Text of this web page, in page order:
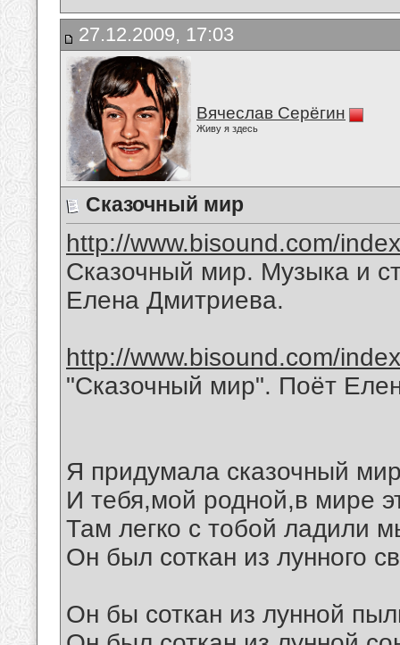
27.12.2009, 17:03
Вячеслав Серёгин
Живу я здесь
Сказочный мир
http://www.bisound.com/
Сказочный мир. Музыка и
Елена Дмитриева.
http://www.bisound.com/
"Сказочный мир". Поёт
Я придумала сказочный
И тебя,мой родной,в мире
Там легко с тобой ладили
Он был соткан из лунного
Он бы соткан из лунной